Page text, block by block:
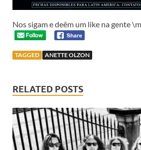
Nos sigam e deêm um like na gente
TAGGED ANETTE OLZON
RELATED POSTS